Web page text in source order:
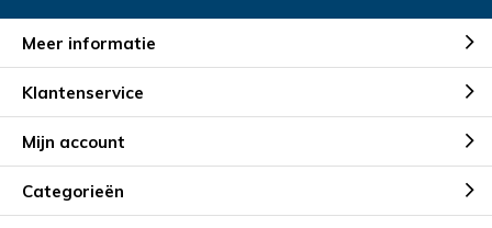
Meer informatie
Klantenservice
Mijn account
Categorieën